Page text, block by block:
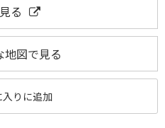
る
地図で見る
入りに追加